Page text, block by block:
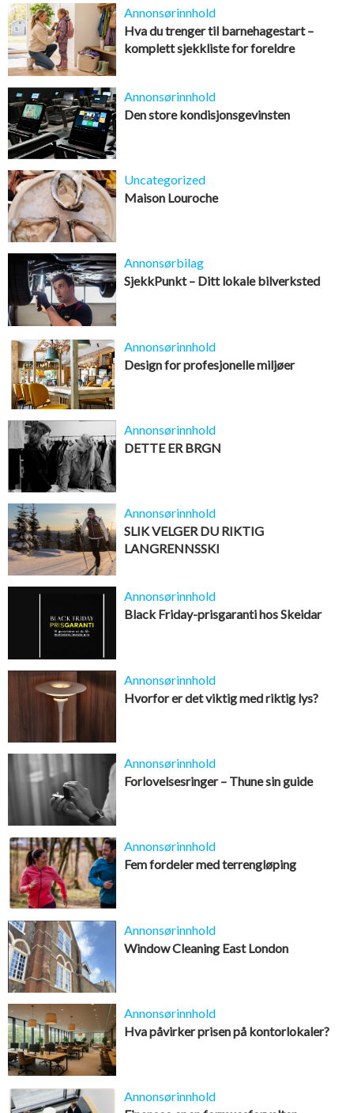
Annonsørinnhold
Hva du trenger til barnehagestart –
komplett sjekkliste for foreldre
Annonsørinnhold
Den store kondisjonsgevinsten
Uncategorized
Maison Louroche
Annonsørbilag
SjekkPunkt – Ditt lokale bilverksted
Annonsørinnhold
Design for profesjonelle miljøer
Annonsørinnhold
DETTE ER BRGN
Annonsørinnhold
SLIK VELGER DU RIKTIG
LANGRENNSSKI
Annonsørinnhold
Black Friday-prisgaranti hos Skeidar
Annonsørinnhold
Hvorfor er det viktig med riktig lys?
Annonsørinnhold
Forlovelsesringer – Thune sin guide
Annonsørinnhold
Fem fordeler med terrengløping
Annonsørinnhold
Window Cleaning East London
Annonsørinnhold
Hva påvirker prisen på kontorlokaler?
Annonsørinnhold